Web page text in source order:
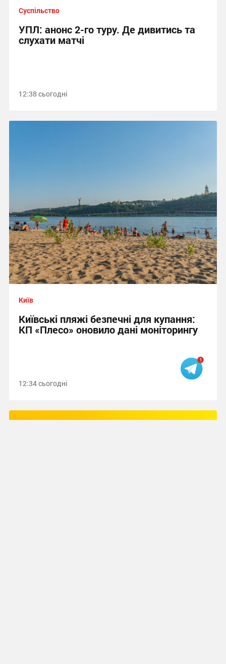
Суспільство
УПЛ: анонс 2-го туру. Де дивитись та
слухати матчі
12:38 сьогодні
Київ
Київські пляжі безпечні для купання:
КП «Плесо» оновило дані моніторингу
12:34 сьогодні